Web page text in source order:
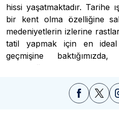
hissi yaşatmaktadır. Tarihe
bir kent olma özelliğine
medeniyetlerin izlerine
tatil yapmak için en
geçmişine
kurulduğunu
Meğri ismini
Geçmişten günümüze